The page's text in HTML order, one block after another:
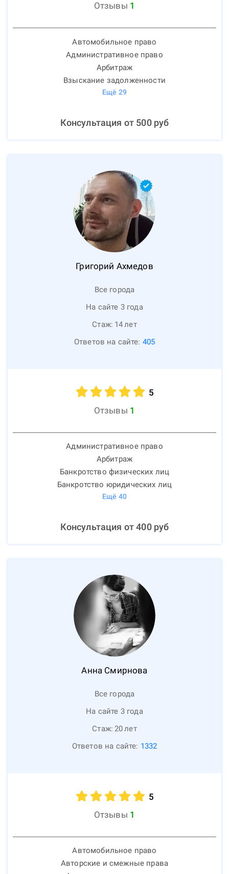
Отзывы 1
Автомобильное право
Административное право
Арбитраж
Взыскание задолженности
Ещё 29
Консультация от 500руб
Григорий Ахмедов
Все города
На сайте 3 года
Стаж: 14лет
Ответов на сайте: 405
5
Отзывы 1
Административное право
Арбитраж
Банкротство физических лиц
Банкротство юридических лиц
Ещё 40
Консультация от400руб
Анна Смирнова
Все города
На сайте 3 года
Стаж: 20лет
Ответов на сайте: 1332
5
Отзывы 1
Автомобильное право
Авторские и смежные права